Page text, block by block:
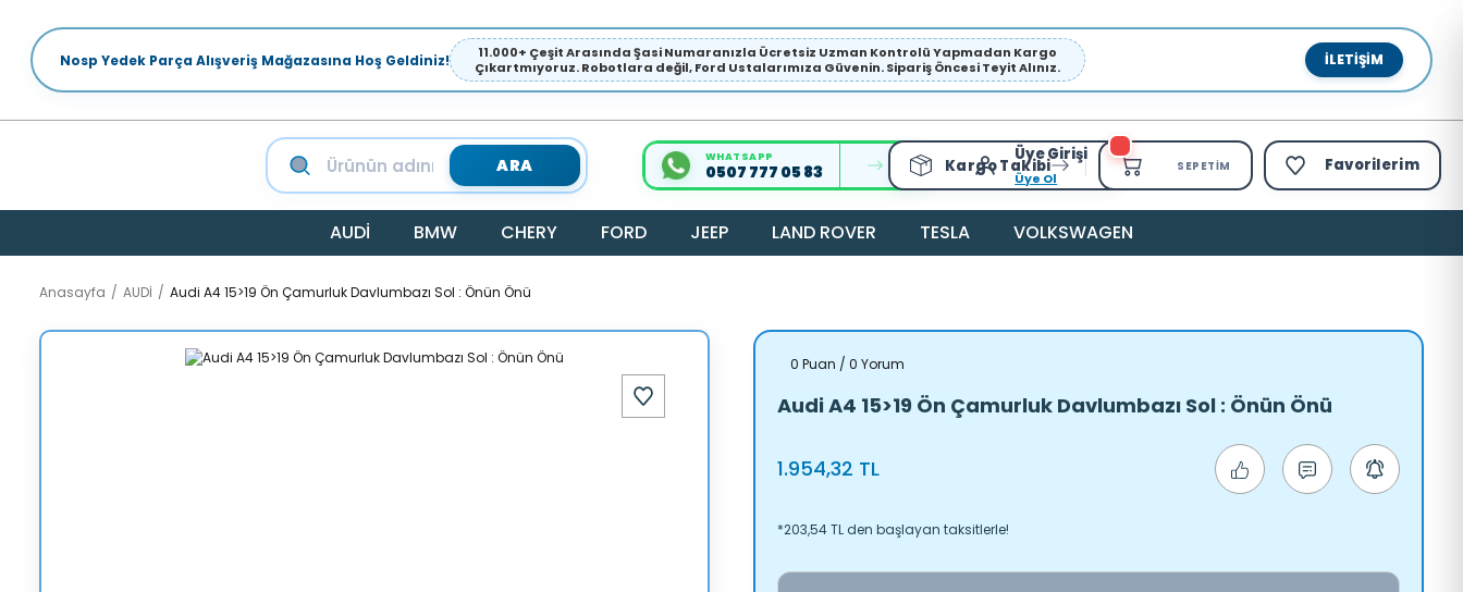
Nosp Yedek Parça Alışveriş Mağazasına Hoş Geldiniz!
11.000+ Çeşit Arasında Şasi Numaranızla Ücretsiz Uzman Kontrolü Yapmadan Kargo
Çıkartmıyoruz. Robotlara değil, Ford Ustalarımıza Güvenin. Sipariş Öncesi Teyit Alınız.
İLETIŞIM
ARA WHATSAPP
0507 777 05 83 Kargo Takibi
Üye Girişi
Üye Ol
SEPETIM Favorilerim
AUDİ BMW CHERY FORD JEEP LAND ROVER TESLA VOLKSWAGEN
Anasayfa AUDİ Audi A4 15>19 Ön Çamurluk Davlumbazı Sol : Önün Önü
0 Puan / 0 Yorum
Audi A4 15>19 Ön Çamurluk Davlumbazı Sol : Önün Önü
1.954,32 TL
*203,54 TL den başlayan taksitlerle!